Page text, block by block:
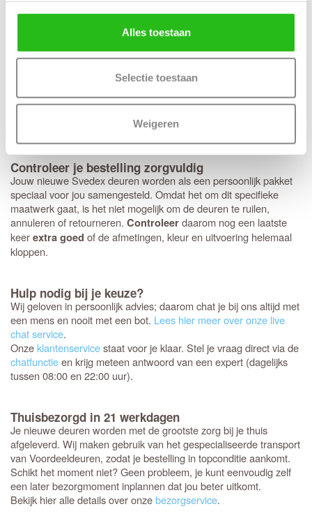
Alles toestaan
Selectie toestaan
Weigeren
Op de Svedex Elite deuren heb je volledige vrijheid:elk type
deurbeslag past perfect. Hoewel het deurbeslag van Svedex
ook voor andere merken kiezen. Heb je een voorkeur voor een
strakke look met minirozetten in plaats van een standaard rond of
vierkant rozet? Dan bereiden we dit graag direct voor je voor.
Houd er wel rekening mee dat deze specifieke fabrieksboring
Controleer je bestelling zorgvuldig
Jouw nieuwe Svedex deuren worden als een persoonlijk pakket
speciaal voor jou samengesteld. Omdat het om dit specifieke
maatwerk gaat, is het niet mogelijk om de deuren te ruilen,
annuleren of retourneren. Controleerdaarom nog een laatste
keerextra goed of de afmetingen, kleur en uitvoering helemaal
kloppen.
Hulp nodig bij je keuze?
Wij geloven in persoonlijk advies; daarom chat je bij ons altijd met
een mens en nooit met een bot. Lees hier meer over onze live
chat service.
Onzeklantenservicestaat voor je klaar. Stel je vraag direct via de
chatfunctieen krijg meteen antwoord van een expert (dagelijks
tussen 08:00 en 22:00 uur).
Thuisbezorgd in 21 werkdagen
Je nieuwe deuren worden met de grootste zorg bij je thuis
afgeleverd. Wij maken gebruik van het gespecialiseerde transport
van Voordeeldeuren, zodat je bestelling in topconditie aankomt.
Schikt het moment niet? Geen probleem, je kunt eenvoudig zelf
een later bezorgmoment inplannen dat jou beter uitkomt.
Bekijk hier alle details over onzebezorgservice.